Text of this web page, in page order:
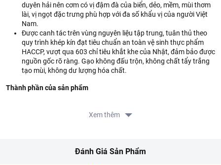
duyên hải nên cơm có vị đậm đà của biển, dẻo, mềm, mùi thơm
lài, vị ngọt đặc trưng phù hợp với đa số khẩu vị của người Việt
Nam.
Được canh tác trên vùng nguyên liệu tập trung, tuân thủ theo
quy trình khép kín đạt tiêu chuẩn an toàn vệ sinh thực phẩm
HACCP, vượt qua 603 chỉ tiêu khắt khe của Nhật, đảm bảo được
nguồn gốc rõ ràng. Gạo không đấu trộn, không chất tẩy trắng
tạo mùi, không dư lượng hóa chất.
Thành phần của sản phẩm
Carbonhydrate ≥ 750 g
Xem thêm
Đánh Giá Sản Phẩm